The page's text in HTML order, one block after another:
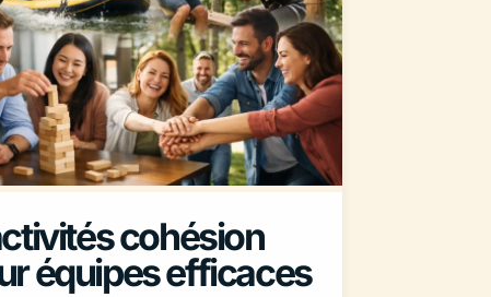
cohésion
équipes efficaces